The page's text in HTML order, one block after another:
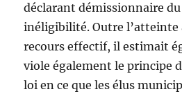
déclarant démissionnaire
inéligibilité. Outre l’atteinte
recours effectif, il estimait
viole également le principe
loi en ce que les élus